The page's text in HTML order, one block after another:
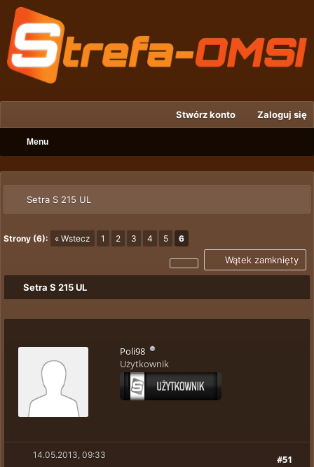
Stwórz konto Zaloguj się
Menu
Setra S 215 UL
Strony (6): « Wstecz 1 2 3 4 5 6
Wątek zamknięty
Setra S 215 UL
Poli98
Użytkownik
#51
14.05.2013, 09:33